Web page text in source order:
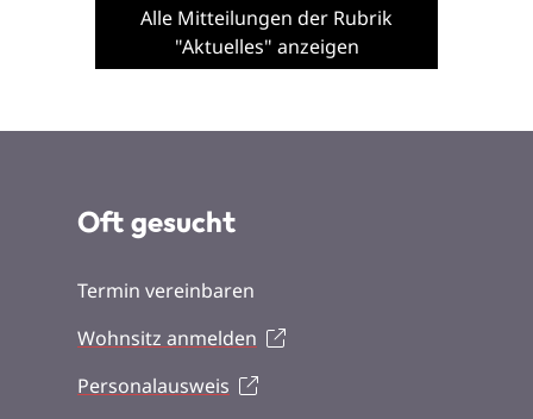
Alle Mitteilungen der Rubrik
"Aktuelles" anzeigen
Oft gesucht
Termin vereinbaren
Wohnsitz anmelden
Personalausweis